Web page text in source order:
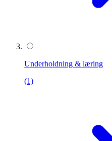
Underholdning & læring
(1)